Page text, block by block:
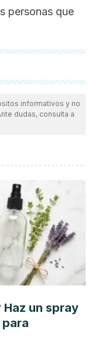
personas que
a profundidad por
confiabilidad,
artículo fue
A. & Cuetos, G.
relaciones de
explicativo.
un concepto
de
Childhood
Depression as
informativos y no
dudas, consulta a
Haz un spray